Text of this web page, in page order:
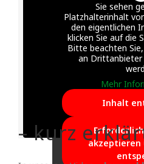
Sie sehen
Platzhalterinhalt
den eigentlichen
klicken Sie auf die
Bitte beachten
an Drittanbieter
Mehr
Inhalt
akzeptieren
– kurz